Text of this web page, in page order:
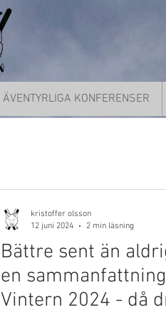
ÄVENTYRLIGA KONFERENSER
Bättre sent än
en
Vintern 2024 - då
kristoffer olsson
12 juni 2024
2 min läsning